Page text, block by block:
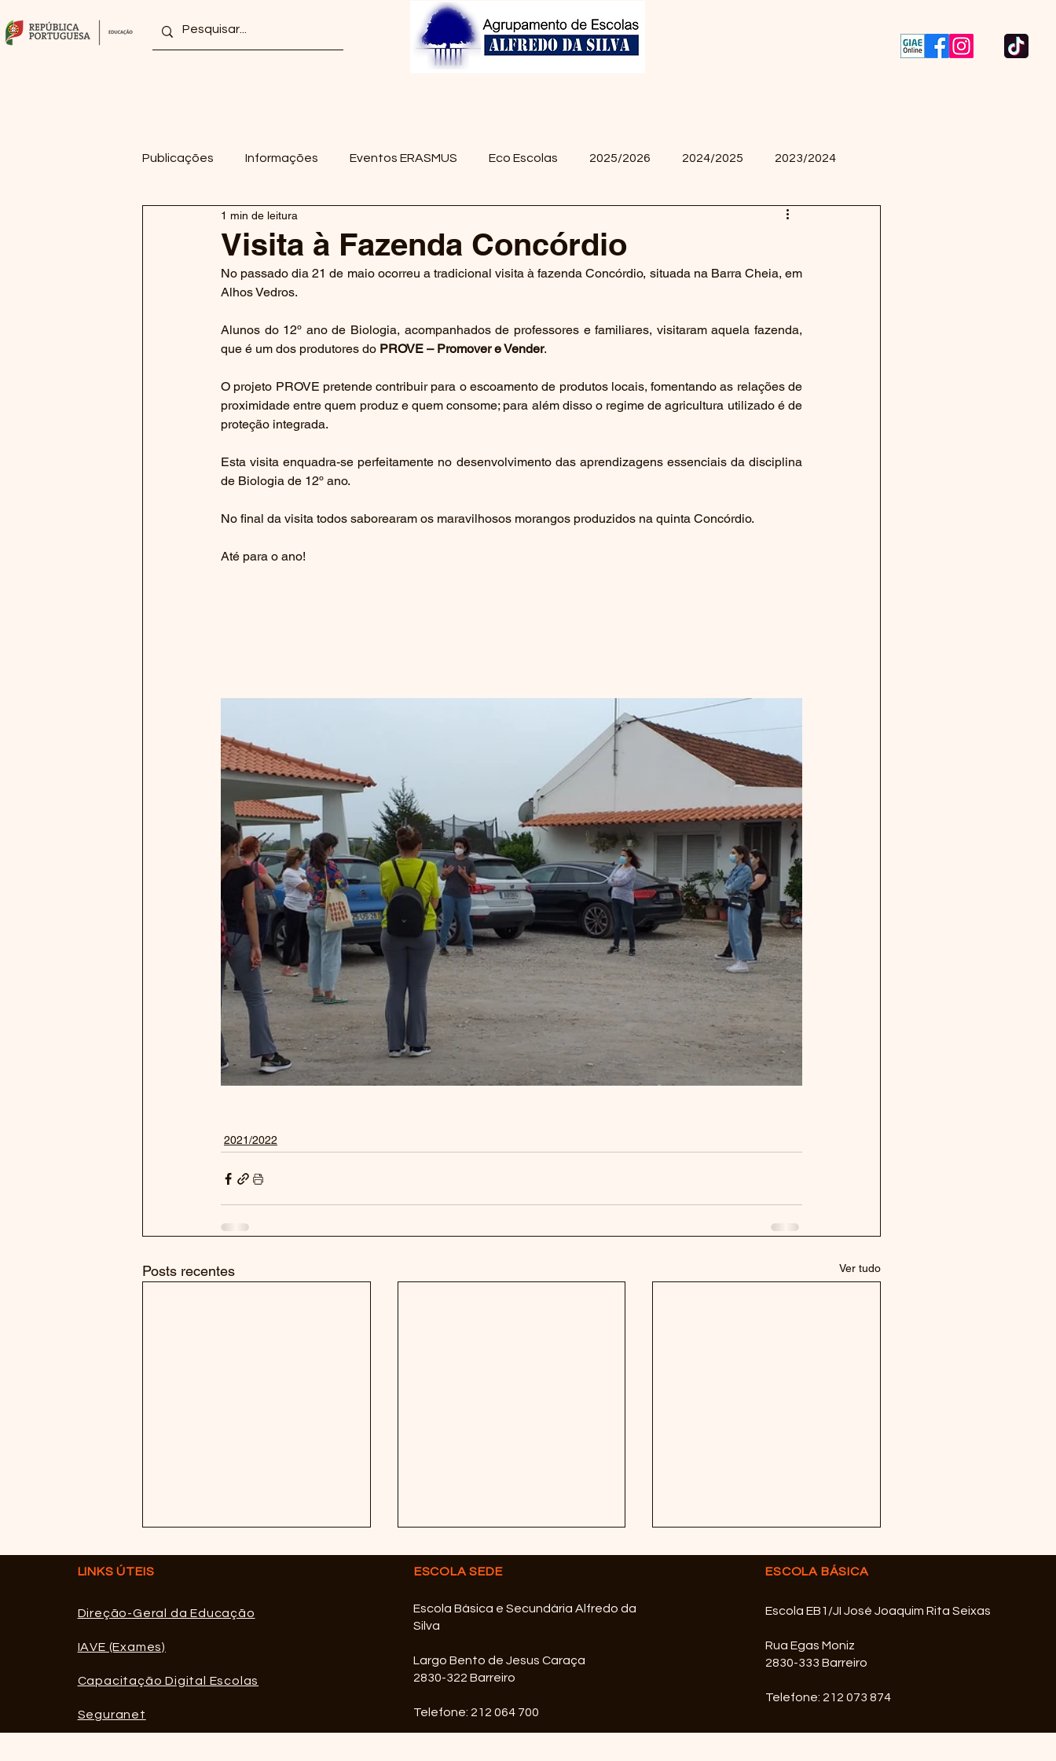
Publicações Informações Eventos ERASMUS Eco Escolas 2025/2026 2024/2025 2023/2024
2022/2023 2021/2022
Visita à Fazenda Concórdio
1 min de leitura
No passado dia 21 de maio ocorreu a tradicional visita à fazenda Concórdio, situada na Barra Cheia, em
Alhos Vedros.
Alunos do 12º ano de Biologia, acompanhados de professores e familiares, visitaram aquela fazenda,
que é um dos produtores do PROVE – Promover e Vender.
O projeto PROVE pretende contribuir para o escoamento de produtos locais, fomentando as relações de
proximidade entre quem produz e quem consome; para além disso o regime de agricultura utilizado é de
proteção integrada.
Esta visita enquadra-se perfeitamente no desenvolvimento das aprendizagens essenciais da disciplina
de Biologia de 12º ano.
No final da visita todos saborearam os maravilhosos morangos produzidos na quinta Concórdio.
Até para o ano!
2021/2022
Posts recentes Ver tudo
Abertura da candidatura
1º Lugar - Ranking de
dos 75 anos AEAS
LINKS ÚTEIS
Direção-Geral da Educação
IAVE (Exames)
Capacitação Digital Escolas
Seguranet
ESCOLA SEDE
Escola Básica e Secundária Alfredo da
Silva
Largo Bento de Jesus Caraça
2830-322 Barreiro
Telefone: 212 064 700
ESCOLA BÁSICA
Escola EB1/JI José Joaquim Rita Seixas
Rua Egas Moniz
2830-333 Barreiro
Telefone: 212 073 874